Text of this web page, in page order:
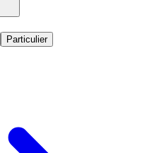
Particulier